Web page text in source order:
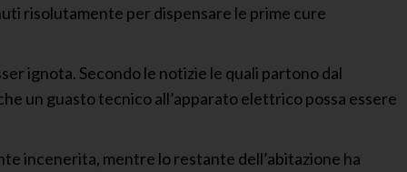
risolutamente per dispensare le prime cure
ignota. Secondo le notizie le quali partono dal
un guasto tecnico all’apparato elettrico possa essere
incenerita, mentre lo restante dell’abitazione ha